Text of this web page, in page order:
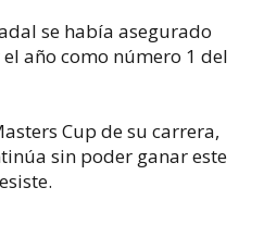
se había asegurado
año como número 1 del
Cup de su carrera,
sin poder ganar este